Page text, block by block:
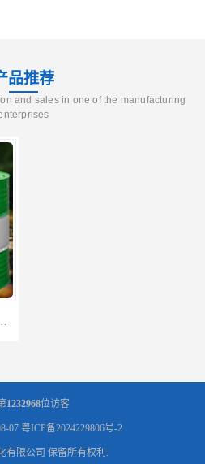
品推荐
and sales in one of the manufacturing
1232968位访客
07 粤ICP备2024229806号-2
有限公司 保留所有权利.